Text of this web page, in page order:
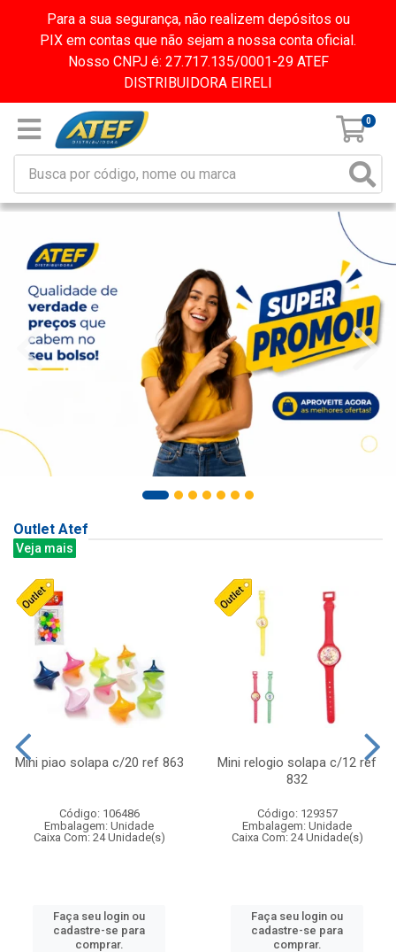
Para a sua segurança, não realizem depósitos ou
PIX em contas que não sejam a nossa conta oficial.
Nosso CNPJ é: 27.717.135/0001-29 ATEF
DISTRIBUIDORA EIRELI
0
Outlet Atef
Veja mais
Mini piao solapa c/20 ref 863
Código: 106486
Embalagem: Unidade
Caixa Com: 24 Unidade(s)
Faça seu login ou
cadastre-se para
comprar.
Mini relogio solapa c/12 ref
832
Código: 129357
Embalagem: Unidade
Caixa Com: 24 Unidade(s)
Faça seu login ou
cadastre-se para
comprar.